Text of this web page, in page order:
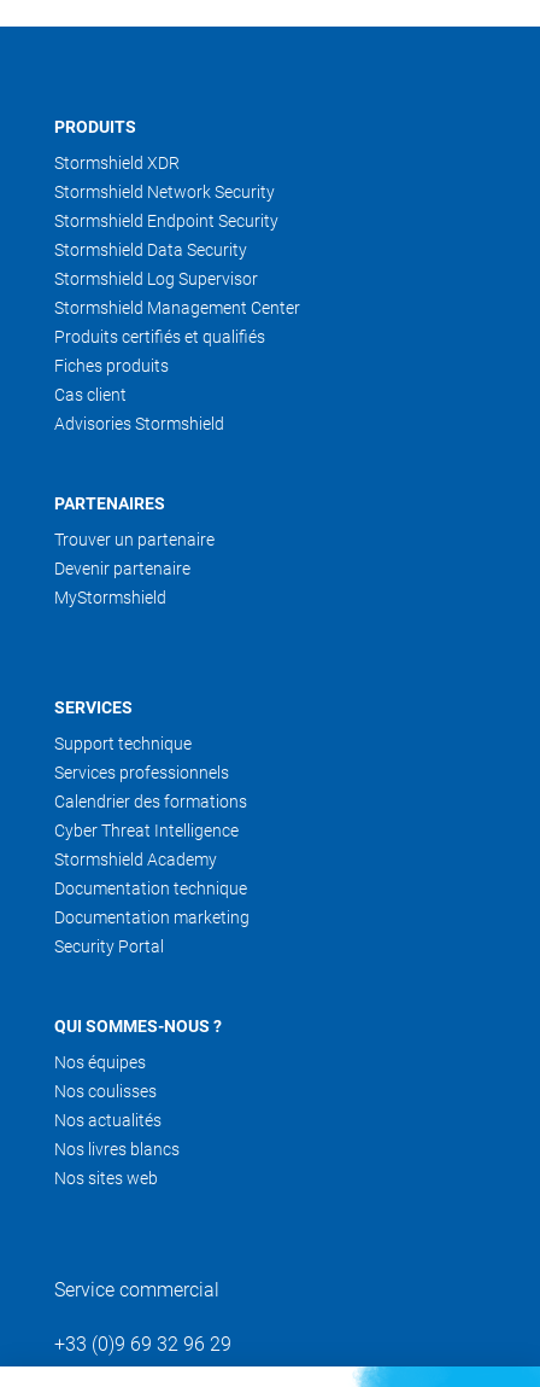
PRODUITS
Stormshield XDR
Stormshield Network Security
Stormshield Endpoint Security
Stormshield Data Security
Stormshield Log Supervisor
Stormshield Management Center
Produits certifiés et qualifiés
Fiches produits
Cas client
Advisories Stormshield
PARTENAIRES
Trouver un partenaire
Devenir partenaire
MyStormshield
SERVICES
Support technique
Services professionnels
Calendrier des formations
Cyber Threat Intelligence
Stormshield Academy
Documentation technique
Documentation marketing
Security Portal
QUI SOMMES-NOUS ?
Nos équipes
Nos coulisses
Nos actualités
Nos livres blancs
Nos sites web
Service commercial
+33 (0)9 69 32 96 29